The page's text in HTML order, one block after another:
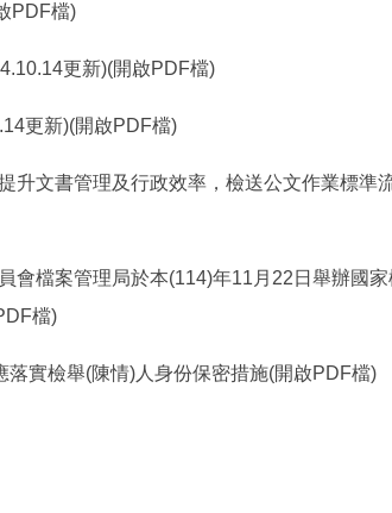
PDF檔)
更新)(開啟PDF檔)
更新)(開啟PDF檔)
升文書管理及行政效率，檢送公文作業標準
會檔案管理局於本(114)年11月22日舉辦國
檔)
落實檢舉(陳情)人身份保密措施(開啟PDF檔)